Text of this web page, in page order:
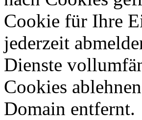
Cookie für Ihre
jederzeit
Dienste
Cookies
Domain entfernt.